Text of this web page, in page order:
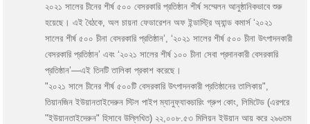
২০২১ সালের চীনের শীর্ষ ৫০০ বেসরকারি প্রতিষ্ঠান শীর্ষ সম্মেলন আনুষ্ঠানিকভাবে শুরু
হয়েছে। এই বৈঠকে, অল চায়না ফেডারেশন অফ ইন্ডাস্ট্রি অ্যান্ড কমার্স ‘২০২১
সালের শীর্ষ ৫০০ চীনা বেসরকারি প্রতিষ্ঠান’, ‘২০২১ সালের শীর্ষ ৫০০ চীনা উৎপাদনকারী
বেসরকারি প্রতিষ্ঠান’ এবং ‘২০২১ সালের শীর্ষ ১০০ চীনা সেবা প্রদানকারী বেসরকারি
প্রতিষ্ঠান’—এই তিনটি তালিকা প্রকাশ করেছে।
"২০২১ সালে চীনের শীর্ষ ৫০০টি বেসরকারি উৎপাদনকারী প্রতিষ্ঠানের তালিকায়",
তিয়ানজিন ইউয়ানতাইদেরুন স্টিল পাইপ ম্যানুফ্যাকচারিং গ্রুপ কোং, লিমিটেড (এরপরে
"ইউয়ানতাইদেরুন" হিসাবে উল্লিখিত) ২২,০০৮.৫৩ মিলিয়ন ইউয়ান আয় করে ২৯৬তম